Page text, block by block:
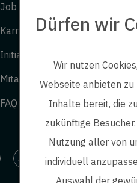
Job finden
Karriere bei ep
Initiativbewerbung
Mitarbeiter werben
FAQ
Dürfen wir
Wir nutzen
Webseite anbieten
Inhalte bereit, die
zukünftige
Nutzung aller von
individuell
Auswahl der